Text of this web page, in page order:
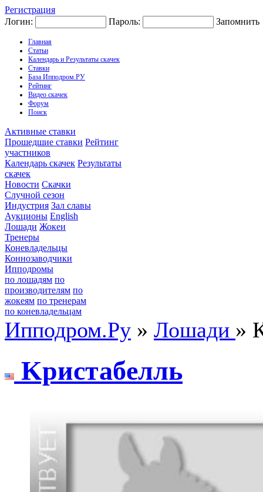
Регистрация
Логин:
Пароль: Запомнить
Главная
Статьи
Календарь и Результаты скачек
Ставки
База Ипподром.РУ
Рейтинг
Видео скачек
Форум
Поиск
Активные ставки
Прошедшие ставки Рейтинг
участников
Календарь скачек Результаты
скачек
Новости Скачки
Случной сезон
Индустрия Зал славы
Аукционы English
Лошади Жокеи
Тренеры
Коневладельцы
Коннозаводчики
Ипподромы
по лошадям по
производителям по
жокеям по тренерам
по коневладельцам
Ипподром.Ру » Лошади »
Kриcтабeлль